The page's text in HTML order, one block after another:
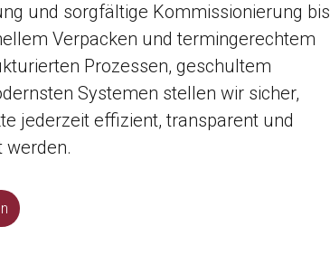
und sorgfältige Kommissionierung bis
Verpacken und termingerechtem
Prozessen, geschultem
Systemen stellen wir sicher,
jederzeit effizient, transparent und
werden.